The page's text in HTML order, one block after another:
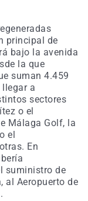
principal de
bajo la avenida
la que
suman 4.459
a
sectores
o el
Málaga Golf, la
el
En
suministro de
al Aeropuerto de